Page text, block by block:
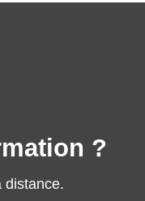
?
distance.